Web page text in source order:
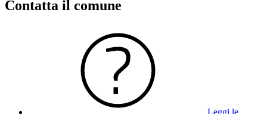
Contatta il comune
Leggi le